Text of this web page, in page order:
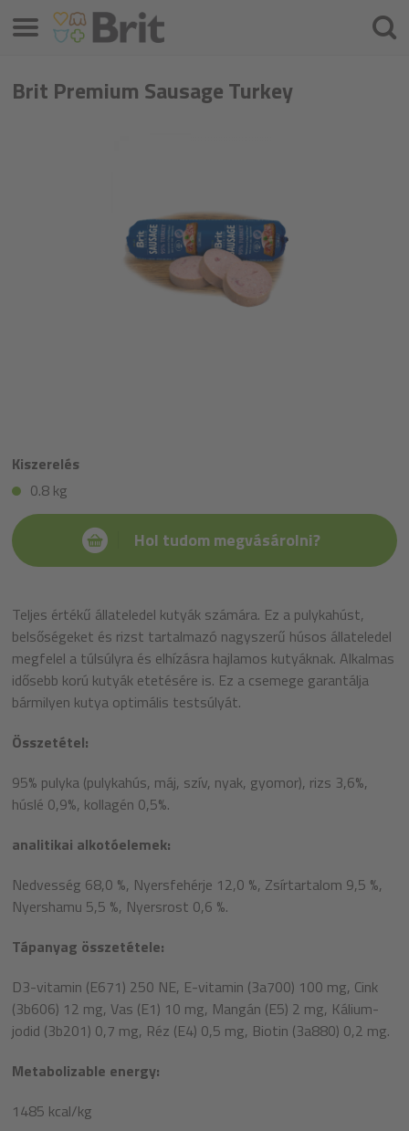
Brit Premium Sausage Turkey
Kiszerelés
0.8 kg
Hol tudom megvásárolni?
Teljes értékű állateledel kutyák számára. Ez a pulykahúst,
belsőségeket és rizst tartalmazó nagyszerű húsos állateledel
megfelel a túlsúlyra és elhízásra hajlamos kutyáknak. Alkalmas
idősebb korú kutyák etetésére is. Ez a csemege garantálja
bármilyen kutya optimális testsúlyát.
Összetétel:
95% pulyka (pulykahús, máj, szív, nyak, gyomor), rizs 3,6%,
húslé 0,9%, kollagén 0,5%.
analitikai alkotóelemek:
Nedvesség 68,0 %, Nyersfehérje 12,0 %, Zsírtartalom 9,5 %,
Nyershamu 5,5 %, Nyersrost 0,6 %.
Tápanyag összetétele:
D3-vitamin (E671) 250 NE, E-vitamin (3a700) 100 mg, Cink
(3b606) 12 mg, Vas (E1) 10 mg, Mangán (E5) 2 mg, Kálium-
jodid (3b201) 0,7 mg, Réz (E4) 0,5 mg, Biotin (3a880) 0,2 mg.
Metabolizable energy:
1485 kcal/kg
Menü